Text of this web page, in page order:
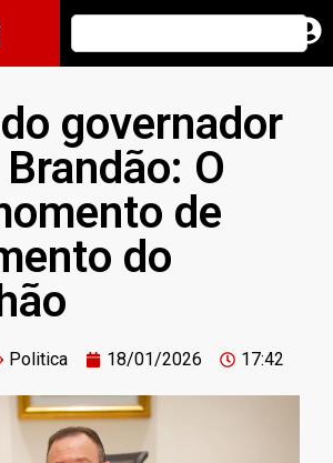
governador
O
de
do
Politica 18/01/2026 17:42